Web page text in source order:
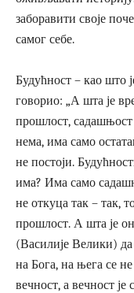
заборавити своје
самог себе.
Будућност – као што
говорио: „А шта је
прошлост,
нема, има само
не постоји.
има? Има само
не откуца так – так,
прошлост. А шта је
(Василије Велики) да
на Бога, на њега се
вечност, а вечност